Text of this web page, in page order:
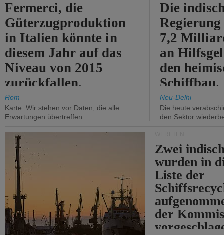
Fermerci, die
Güterzugproduktion
in Italien könnte in
diesem Jahr auf das
Niveau von 2015
zurückfallen.
Rom
Karte: Wir stehen vor Daten, die alle
Erwartungen übertreffen.
Die
7,2
an
den
Schiffbau.
Neu-Delhi
Die heute
den Sektor
Zwei
wurden in
Liste der
der